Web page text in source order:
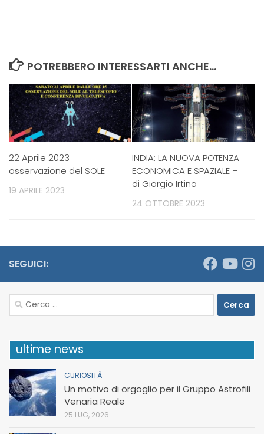
POTREBBERO INTERESSARTI ANCHE...
22 Aprile 2023
osservazione del SOLE
19 APRILE 2023
INDIA: LA NUOVA POTENZA
ECONOMICA E SPAZIALE –
di Giorgio Irtino
24 OTTOBRE 2023
SEGUICI:
Ricerca
per:
ultime news
CURIOSITÀ
Un motivo di orgoglio per il Gruppo Astrofili
Venaria Reale
25 LUG, 2026